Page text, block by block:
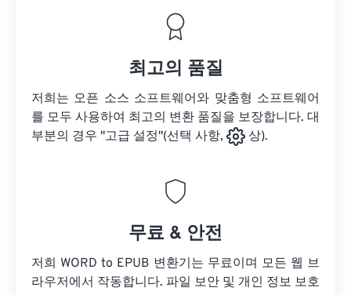
최고의 품질
저희는 오픈 소스 소프트웨어와 맞춤형 소프트웨어
를 모두 사용하여 최고의 변환 품질을 보장합니다. 대
부분의 경우 "고급 설정"(선택 사항,
상).
무료 & 안전
저희 WORD to EPUB 변환기는 무료이며 모든 웹 브
라우저에서 작동합니다. 파일 보안 및 개인 정보 보호